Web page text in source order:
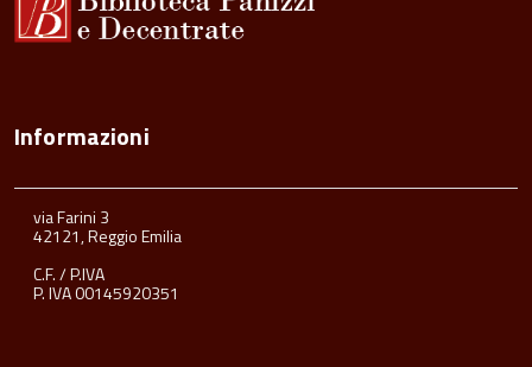
Informazioni
via Farini 3
42121, Reggio Emilia
C.F. / P.IVA
P. IVA 00145920351